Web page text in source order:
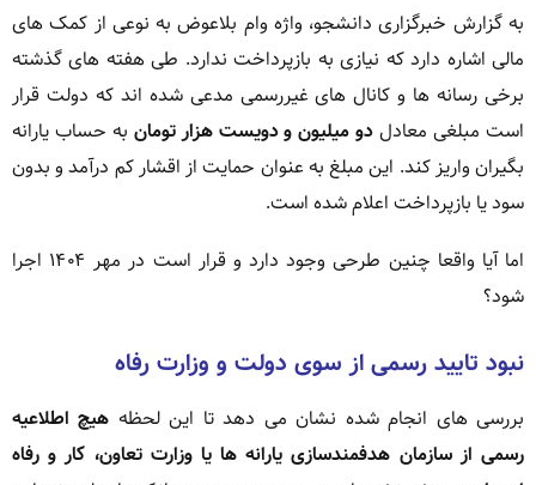
به گزارش خبرگزاری دانشجو، واژه وام بلاعوض به نوعی از کمک های
مالی اشاره دارد که نیازی به بازپرداخت ندارد. طی هفته های گذشته
برخی رسانه ها و کانال های غیررسمی مدعی شده اند که دولت قرار
است مبلغی معادل دو میلیون و دویست هزار تومان به حساب یارانه
بگیران واریز کند. این مبلغ به عنوان حمایت از اقشار کم درآمد و بدون
سود یا بازپرداخت اعلام شده است.
اما آیا واقعا چنین طرحی وجود دارد و قرار است در مهر ۱۴۰۴ اجرا
شود؟
نبود تایید رسمی از سوی دولت و وزارت رفاه
بررسی های انجام شده نشان می دهد تا این لحظه هیچ اطلاعیه
رسمی از سازمان هدفمندسازی یارانه ها یا وزارت تعاون، کار و رفاه